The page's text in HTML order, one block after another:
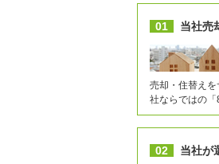
01 当社売
売却・住替え
社ならではの「
02 当社が